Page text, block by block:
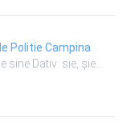
Scoala de Agenti de Politie Campina